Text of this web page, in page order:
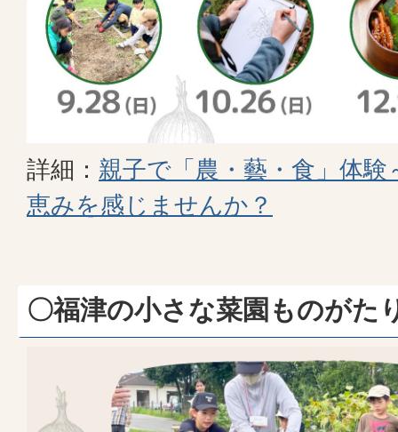
詳細： 親子で「農・藝・食」体
恵みを感じませんか？
〇福津の小さな菜園ものがた